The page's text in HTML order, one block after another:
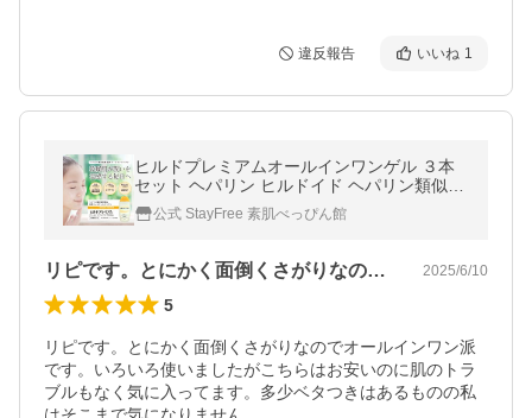
違反報告 いいね 1
ヒルドプレミアムオールインワンゲル ３本
セット ヘパリン ヒルドイド ヘパリン類似物
質クリーム 医薬部外品 送料無料 爆買
公式 StayFree 素肌べっぴん館
リピです。とにかく面倒くさがりなのでオ… 2025/6/10
5
リピです。とにかく面倒くさがりなのでオールインワン派
です。いろいろ使いましたがこちらはお安いのに肌のトラ
ブルもなく気に入ってます。多少ベタつきはあるものの私